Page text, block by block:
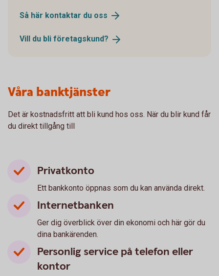
Så här kontaktar du oss
Vill du bli företagskund?
Våra banktjänster
Det är kostnadsfritt att bli kund hos oss. När du blir kund får
du direkt tillgång till
Privatkonto
Ett bankkonto öppnas som du kan använda direkt.
Internetbanken
Ger dig överblick över din ekonomi och här gör du
dina bankärenden.
Personlig service på telefon eller
kontor